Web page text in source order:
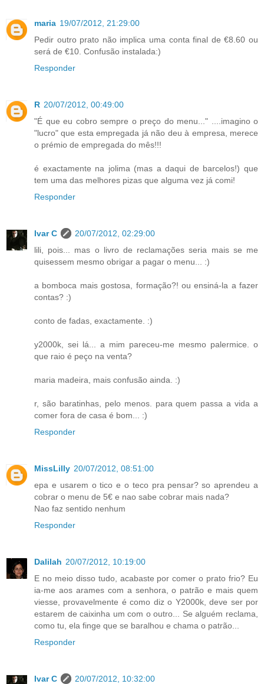
maria 19/07/2012, 21:29:00
Pedir outro prato não implica uma conta final de €8.60 ou
será de €10. Confusão instalada:)
Responder
R 20/07/2012, 00:49:00
"É que eu cobro sempre o preço do menu..." ....imagino o
"lucro" que esta empregada já não deu à empresa, merece
o prémio de empregada do mês!!!
é exactamente na jolima (mas a daqui de barcelos!) que
tem uma das melhores pizas que alguma vez já comi!
Responder
Ivar C
20/07/2012, 02:29:00
lili, pois... mas o livro de reclamações seria mais se me
quisessem mesmo obrigar a pagar o menu... :)
a bomboca mais gostosa, formação?! ou ensiná-la a fazer
contas? :)
conto de fadas, exactamente. :)
y2000k, sei lá... a mim pareceu-me mesmo palermice. o
que raio é peço na venta?
maria madeira, mais confusão ainda. :)
r, são baratinhas, pelo menos. para quem passa a vida a
comer fora de casa é bom... :)
Responder
MissLilly 20/07/2012, 08:51:00
epa e usarem o tico e o teco pra pensar? so aprendeu a
cobrar o menu de 5€ e nao sabe cobrar mais nada?
Nao faz sentido nenhum
Responder
Dalilah 20/07/2012, 10:19:00
E no meio disso tudo, acabaste por comer o prato frio? Eu
ia-me aos arames com a senhora, o patrão e mais quem
viesse, provavelmente é como diz o Y2000k, deve ser por
estarem de caixinha um com o outro... Se alguém reclama,
como tu, ela finge que se baralhou e chama o patrão...
Responder
Ivar C
20/07/2012, 10:32:00